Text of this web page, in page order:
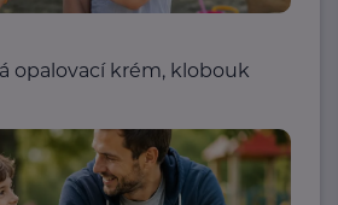
opalovací krém, klobouk